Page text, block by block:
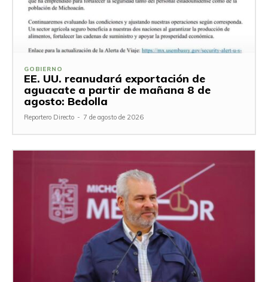
GOBIERNO
EE. UU. reanudará exportación de
aguacate a partir de mañana 8 de
agosto: Bedolla
Reportero Directo - 7 de agosto de 2026